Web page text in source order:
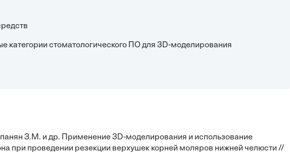
категории стоматологического ПО для 3D-моделирования
З.М. и др. Применение 3D-моделирования и использование
при проведении резекции верхушек корней моляров нижней челюсти //